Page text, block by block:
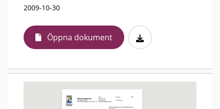
2009-10-30
Öppna dokument